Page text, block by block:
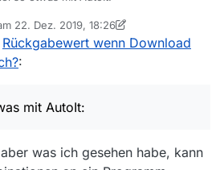
Editor und wartet bis der Prozess
EndFunc ;==>Example*
22. Dez. 2019, 18:26
von DaDirnbocher
Rückgabewert wenn Download
:
mit AutoIt:
was ich gesehen habe, kann